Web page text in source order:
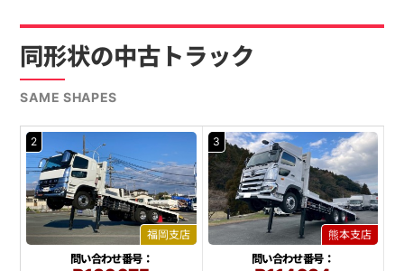
同形状の中古トラック
SAME SHAPES
2
福岡支店
問い合わせ番号：
3
熊本支店
問い合わせ番号：